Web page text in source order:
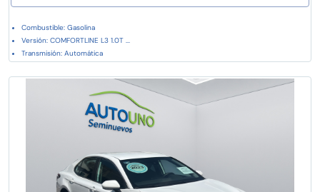
Combustible: Gasolina
Versión: COMFORTLINE L3 1.0T ...
Transmisión: Automática